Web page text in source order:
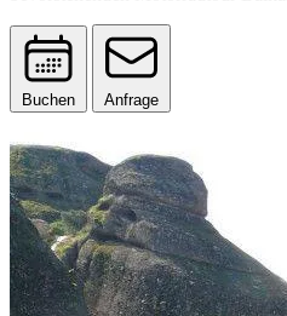
Buchen Anfrage